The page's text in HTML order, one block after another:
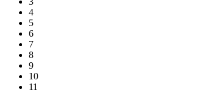
4
5
6
7
8
9
10
11